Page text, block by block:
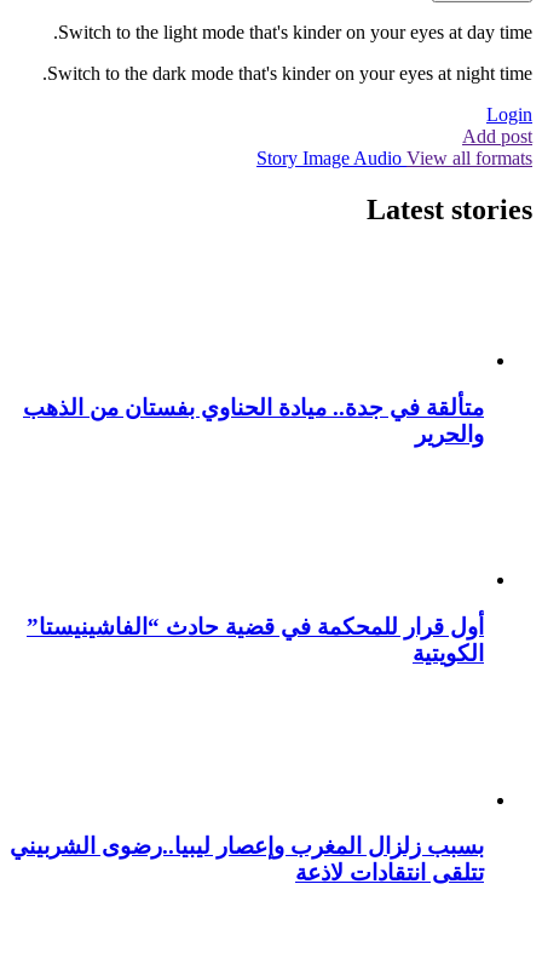
Switch to the light mode that's kinder on your eyes at day time.
Switch to the dark mode that's kinder on your eyes at night time.
Login
Add post
Story Image Audio View all formats
Latest stories
متألقة في جدة.. ميادة الحناوي بفستان من الذهب
والحرير
أول قرار للمحكمة في قضية حادث “الفاشينيستا”
الكويتية
بسبب زلزال المغرب وإعصار ليبيا..رضوى الشربيني
تتلقى انتقادات لاذعة